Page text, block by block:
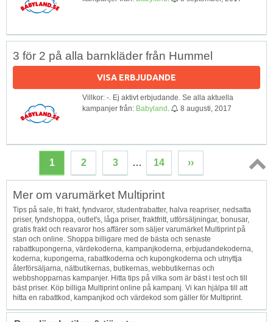
3 för 2 på alla barnkläder från Hummel
VISA ERBJUDANDE
Villkor: -. Ej aktivt erbjudande. Se alla aktuella
kampanjer från: Babyland 8 augusti, 2017
1 2 3 … 14 ››
Topp
Mer om varumärket Multiprint
Tips på sale, fri frakt, fyndvaror, studentrabatter, halva reapriser, nedsatta
priser, fyndshoppa, outlet's, låga priser, fraktfritt, utförsäljningar, bonusar,
gratis frakt och reavaror hos affärer som säljer varumärket Multiprint på
stan och online. Shoppa billigare med de bästa och senaste
rabattkupongerna, värdekoderna, kampanjkoderna, erbjudandekoderna,
koderna, kupongerna, rabattkoderna och kupongkoderna och utnyttja
återförsäljarna, nätbutikernas, butikernas, webbutikernas och
webbshopparnas kampanjer. Hitta tips på vilka som är bäst i test och till
bäst priser. Köp billiga Multiprint online på kampanj. Vi kan hjälpa till att
hitta en rabattkod, kampanjkod och värdekod som gäller för Multiprint.